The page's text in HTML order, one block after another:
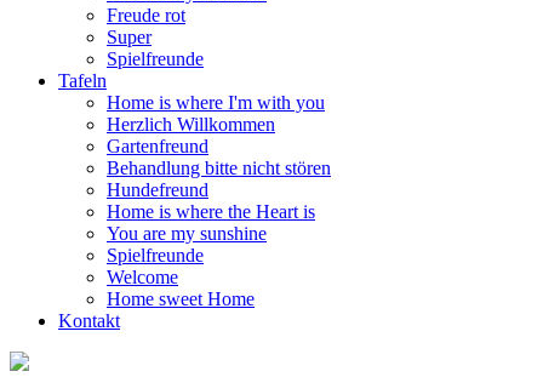
Freude rot
Super
Spielfreunde
Tafeln
Home is where I'm with you
Herzlich Willkommen
Gartenfreund
Behandlung bitte nicht stören
Hundefreund
Home is where the Heart is
You are my sunshine
Spielfreunde
Welcome
Home sweet Home
Kontakt